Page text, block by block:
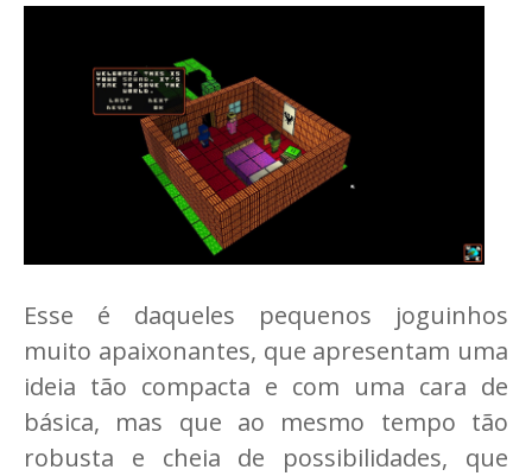
Esse é daqueles pequenos joguinhos
muito apaixonantes, que apresentam uma
ideia tão compacta e com uma cara de
básica, mas que ao mesmo tempo tão
robusta e cheia de possibilidades, que